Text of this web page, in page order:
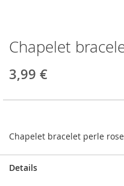
Skip
to
the
beginning
Chapelet
3,99 €
Chapelet bracelet perle
Details